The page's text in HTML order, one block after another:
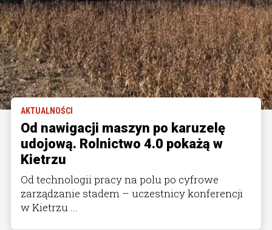
AKTUALNOŚCI
Od nawigacji maszyn po karuzelę
udojową. Rolnictwo 4.0 pokażą w
Kietrzu
Od technologii pracy na polu po cyfrowe
zarządzanie stadem – uczestnicy konferencji
w Kietrzu ...